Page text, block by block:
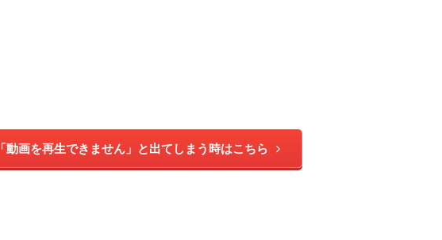
「動画を再生できません」と出てしまう時はこちら